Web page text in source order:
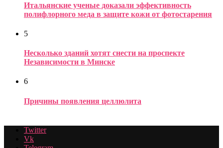
Итальянские ученые доказали эффективность
полифлорного меда в защите кожи от фотостарения
5
Несколько зданий хотят снести на проспекте
Независимости в Минске
6
Причины появления целлюлита
Twitter
Vk